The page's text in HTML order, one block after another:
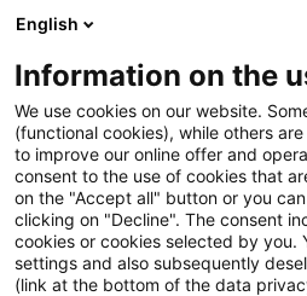
English
Information on the
We use cookies on our website.
(functional cookies), while others
to improve our online offer and
consent to the use of cookies that
on the "Accept all" button or you
clicking on "Decline". The consent
cookies or cookies selected by you.
settings and also subsequently
(link at the bottom of the data